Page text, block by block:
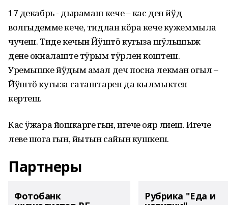
17 декабрь - Ӱдырамаш кече – кас ден йӱд
волгыдемме кече, тидлан кӧра кече кужеммыла
чучеш. Тиде кечын Йӱштӧ кугыза шӱлышыж
дене окналаште тӱрым тӱрлен коштеш.
Уремышке йӱдым амал деч посна лекман огыл –
Йӱштӧ кугыза саташтарен да кылмыктен
кертеш.
Кас ӱжара йошкарге гын, игече ояр лиеш. Игече
леве шога гын, йытын сайын кушкеш.
Партнеры
Фотобанк Рубрика "Еда и